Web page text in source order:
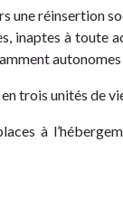
une réinsertion
inaptes à
trois unités de
à